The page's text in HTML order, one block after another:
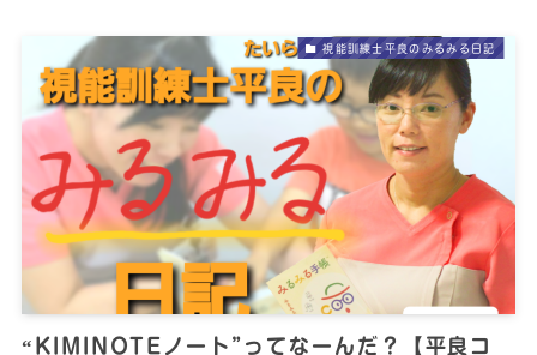
視能訓練士平良のみるみる日記
“KIMINOTEノート”ってなーんだ？【平良コ